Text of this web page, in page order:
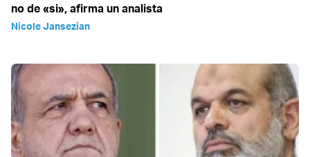
no de «si», afirma un analista
Nicole Jansezian